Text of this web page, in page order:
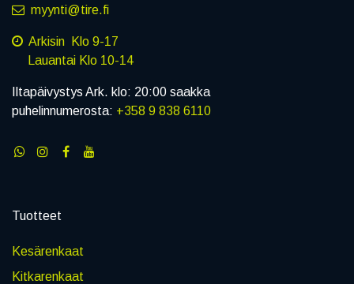
myynti@tire.fi
Arkisin Klo 9-17
Lauantai Klo 10-14
Iltapäivystys Ark. klo: 20:00 saakka
puhelinnumerosta: +358 9 838 6110
Tuotteet
Kesärenkaat
Kitkarenkaat